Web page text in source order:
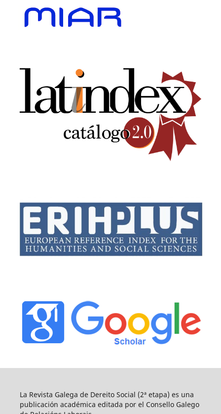
La Revista Galega de Dereito Social (2ª etapa) es una
publicación académica editada por el Consello Galego